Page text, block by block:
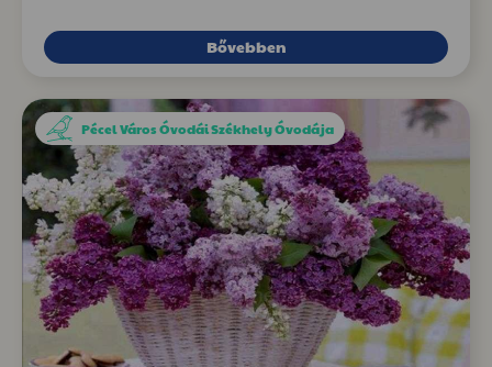
Bővebben
Pécel Város Óvodái Székhely Óvodája